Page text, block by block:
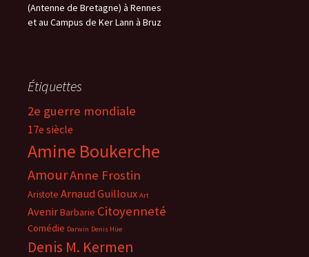
(Antenne de Bretagne) à Rennes
et au Campus de Ker Lann à Bruz
Étiquettes
2e guerre mondiale
17e siècle
Amine Boukerche
AmourAnne Frostin
Aristote Arnaud Guilloux Art
AvenirBarbarie Citoyenneté
Comédie Darwin Denis Hüe
Denis M. Kermen